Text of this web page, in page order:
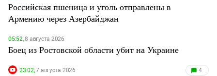
Российская пшеница и уголь отправлены в
Армению через Азербайджан
05:52,8 августа 2026
Боец из Ростовской области убит на Украине
23:02,7 августа 2026 4